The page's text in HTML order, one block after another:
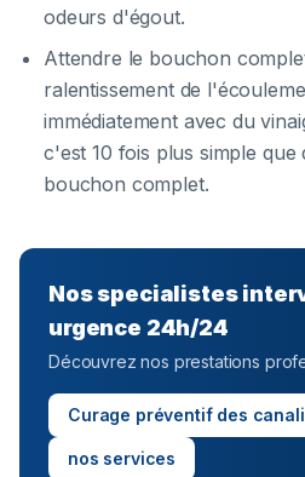
odeurs d'égout.
Attendre le bouchon
ralentissement de
immédiatement avec du
c'est 10 fois plus simple
bouchon complet.
Nos specialistes
urgence 24h/24
Découvrez nos prestations
Curage préventif des
nos services